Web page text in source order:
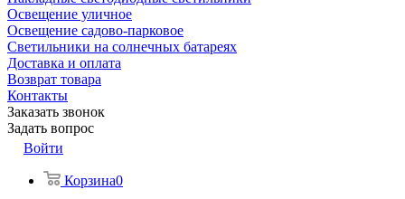
Освещение уличное
Освещение садово-парковое
Светильники на солнечных батареях
Доставка и оплата
Возврат товара
Контакты
Заказать звонок
Задать вопрос
Войти
Корзина0